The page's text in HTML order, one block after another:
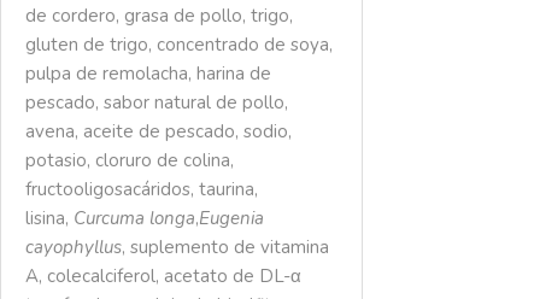
de cordero, grasa de pollo, trigo,
gluten de trigo, concentrado de soya,
pulpa de remolacha, harina de
pescado, sabor natural de pollo,
avena, aceite de pescado, sodio,
potasio, cloruro de colina,
fructooligosacáridos, taurina,
lisina, Curcuma longa,Eugenia
cayophyllus, suplemento de vitamina
A, colecalciferol, acetato de DL-α